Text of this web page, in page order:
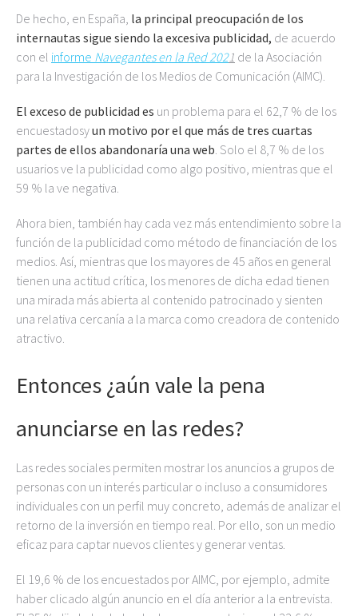
De hecho, en España, la principal preocupación de los
internautas sigue siendo la excesiva publicidad, de acuerdo
con el informe Navegantes en la Red 2021 de la Asociación
para la Investigación de los Medios de Comunicación (AIMC).
El exceso de publicidad es un problema para el 62,7 % de los
encuestadosyun motivo por el que más de tres cuartas
partes de ellos abandonaría una web. Solo el 8,7 % de los
usuarios ve la publicidad como algo positivo, mientras que el
59 % la ve negativa.
Ahora bien, también hay cada vez más entendimiento sobre la
función de la publicidad como método de financiación de los
medios. Así, mientras que los mayores de 45 años en general
tienen una actitud crítica, los menores de dicha edad tienen
una mirada más abierta al contenido patrocinado y sienten
una relativa cercanía a la marca como creadora de contenido
atractivo.
Entonces ¿aún vale la pena
anunciarse en las redes?
Las redes sociales permiten mostrar los anuncios a grupos de
personas con un interés particular o incluso a consumidores
individuales con un perfil muy concreto, además de analizar el
retorno de la inversión en tiempo real. Por ello, son un medio
eficaz para captar nuevos clientes y generar ventas.
El 19,6 % de los encuestados por AIMC, por ejemplo, admite
haber clicado algún anuncio en el día anterior a la entrevista.